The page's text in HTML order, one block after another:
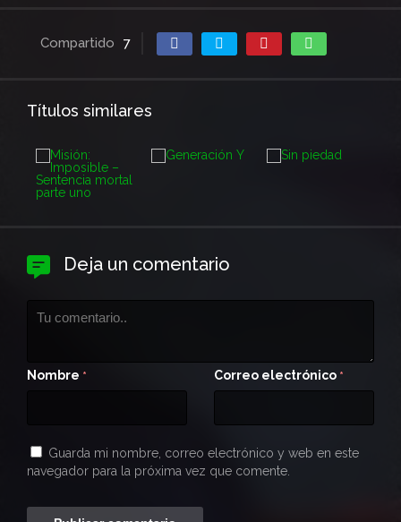
Compartido 7
Títulos similares
Deja un comentario
Nombre * Correo electrónico *
Guarda mi nombre, correo electrónico y web en este
navegador para la próxima vez que comente.